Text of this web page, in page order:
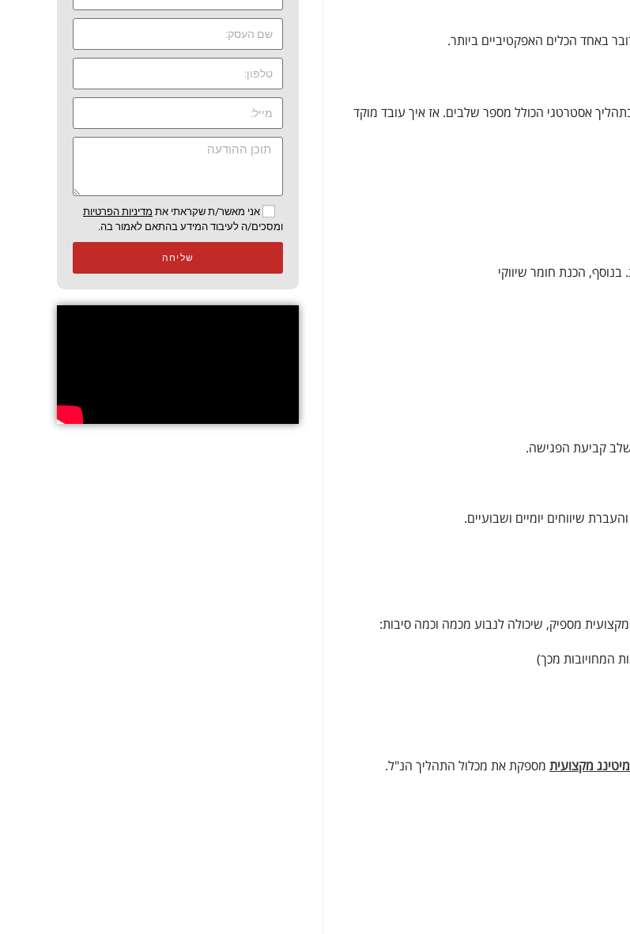
באחד הכלים האפקטיביים ביותר.
אסטרטגי הכולל מספר שלבים. אז איך עובד מוקד
הכנת חומר שיווקי
קביעת הפגישה.
שיווחים יומיים ושבועיים.
מספיק, שיכולה לנבוע מכמה וכמה סיבות:
המחויובות מכך)
מקצועית מספקת את מכלול התהליך הנ"ל.
אני מאשר/ת שקראתי את מדיניות הפרטיות
ומסכים/ה לעיבוד המידע בהתאם לאמור בה.
שליחה